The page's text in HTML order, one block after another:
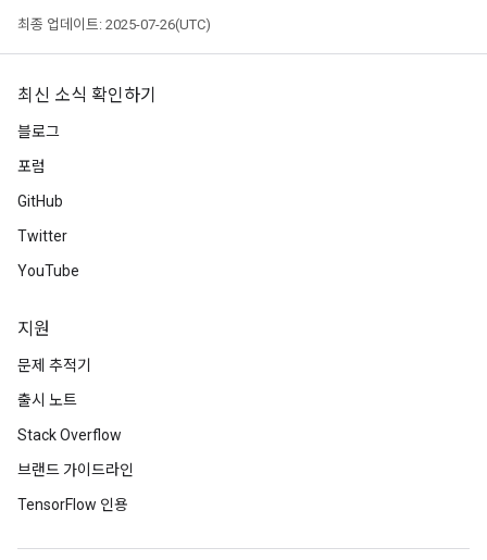
최종 업데이트: 2025-07-26(UTC)
최신 소식 확인하기
블로그
포럼
GitHub
Twitter
YouTube
지원
문제 추적기
출시 노트
Stack Overflow
브랜드 가이드라인
TensorFlow 인용